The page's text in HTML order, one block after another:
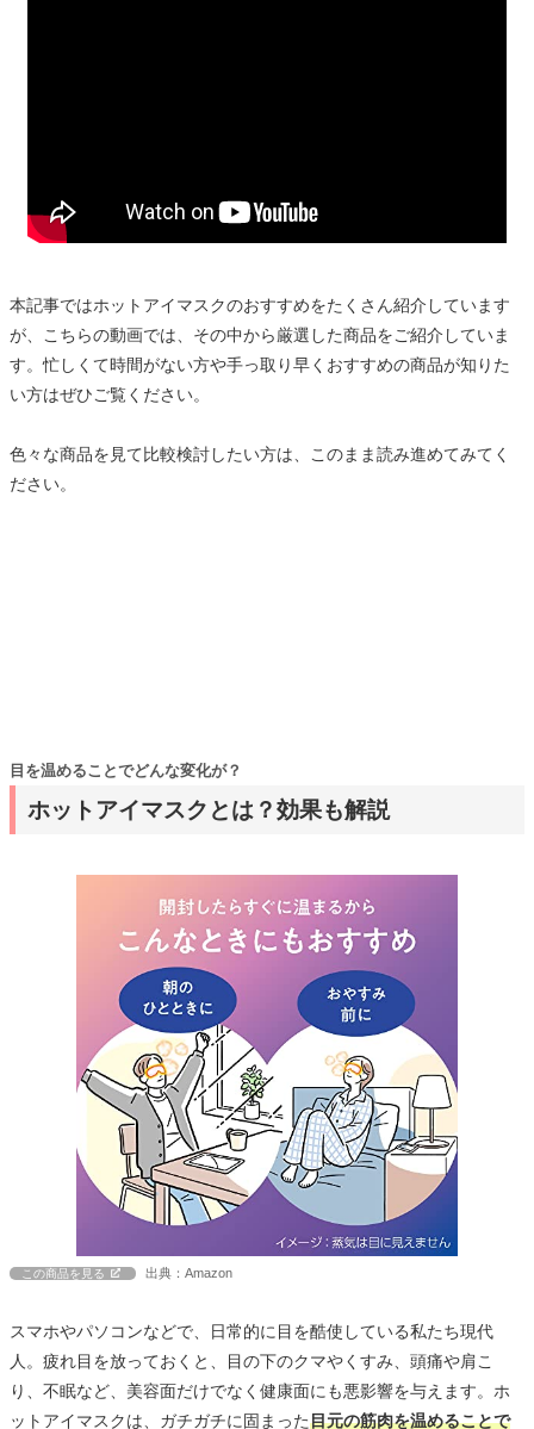
本記事ではホットアイマスクのおすすめをたくさん紹介しています
が、こちらの動画では、その中から厳選した商品をご紹介していま
す。忙しくて時間がない方や手っ取り早くおすすめの商品が知りた
い方はぜひご覧ください。
色々な商品を見て比較検討したい方は、このまま読み進めてみてく
ださい。
ホットアイマスクとは？効果も解説
目を温めることでどんな変化が？
この商品を見る 出典：Amazon
スマホやパソコンなどで、日常的に目を酷使している私たち現代
人。疲れ目を放っておくと、目の下のクマやくすみ、頭痛や肩こ
り、不眠など、美容面だけでなく健康面にも悪影響を与えます。ホ
ットアイマスクは、ガチガチに固まった目元の筋肉を温めることで